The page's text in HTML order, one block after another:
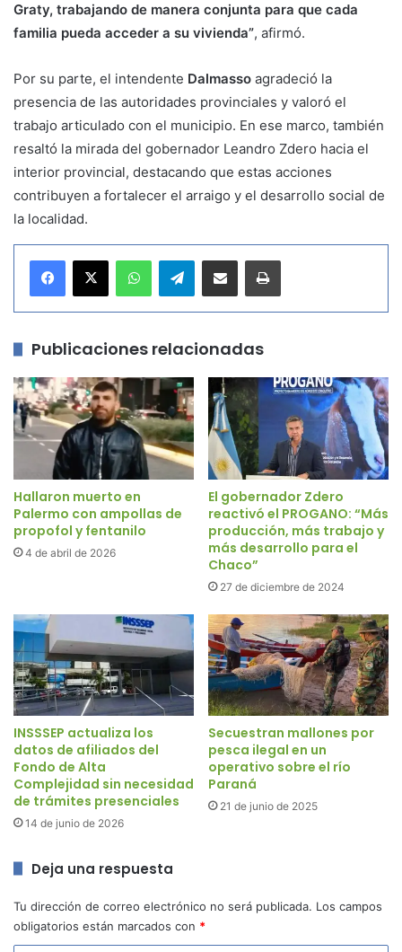
Graty, trabajando de manera conjunta para que cada
familia pueda acceder a su vivienda”, afirmó.
Por su parte, el intendente Dalmasso agradeció la
presencia de las autoridades provinciales y valoró el
trabajo articulado con el municipio. En ese marco, también
resaltó la mirada del gobernador Leandro Zdero hacia el
interior provincial, destacando que estas acciones
contribuyen a fortalecer el arraigo y el desarrollo social de
la localidad.
Telegram
Publicaciones relacionadas
Hallaron muerto en
Palermo con ampollas de
propofol y fentanilo
4 de abril de 2026
El gobernador Zdero
reactivó el PROGANO: “Más
producción, más trabajo y
más desarrollo para el
Chaco”
27 de diciembre de 2024
INSSSEP actualiza los
datos de afiliados del
Fondo de Alta
Complejidad sin necesidad
de trámites presenciales
14 de junio de 2026
Secuestran mallones por
pesca ilegal en un
operativo sobre el río
Paraná
21 de junio de 2025
Deja una respuesta
Tu dirección de correo electrónico no será publicada. Los campos
obligatorios están marcados con *